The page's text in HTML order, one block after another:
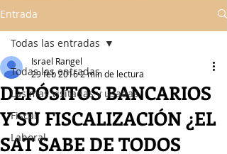
Entrada
Todas las entradas
Las mas visitadas y usadas
Fiscal
Laboral
Todas las entradas
DEPÓSITOS BANCARIOS
Y SU FISCALIZACIÓN ¿EL
SAT SABE DE TODOS
Israel Rangel
29 feb 20162 min de lectura